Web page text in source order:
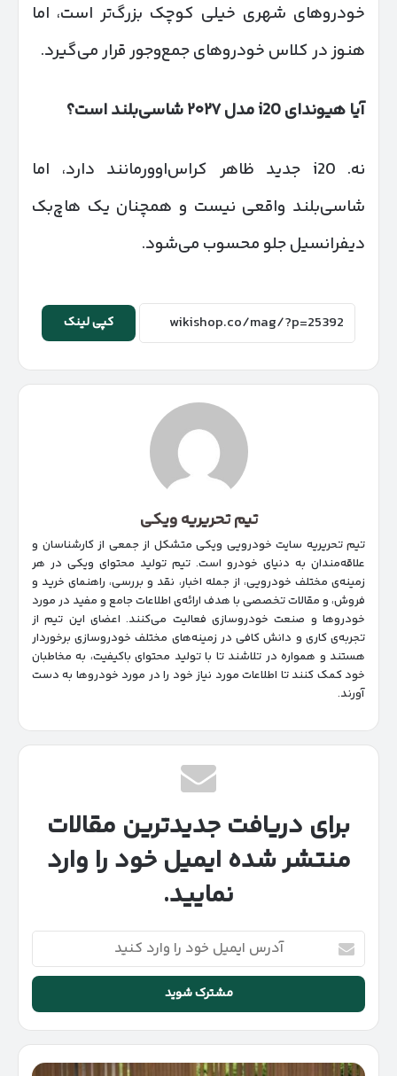
خودروهای شهری خیلی کوچک بزرگ‌تر است، اما
هنوز در کلاس خودروهای جمع‌وجور قرار می‌گیرد.
آیا هیوندای مدل۲۰۲۷شاسی‌بلند است؟
نه. i20 جدید ظاهر کراس‌اوورمانند دارد، اما
شاسی‌بلند واقعی نیست و همچنان یک هاچ‌بک
دیفرانسیل جلو محسوب می‌شود.
کپی لینک
تیم تحریریه ویکی
تیم تحریریه سایت خودرویی ویکی متشکل از جمعی از کارشناسان و
علاقه‌مندان به دنیای خودرو است. تیم تولید محتوای ویکی در هر
زمینه‌‌ی مختلف خودرویی، از جمله اخبار، نقد و بررسی، راهنمای خرید و
فروش، و مقالات تخصصی با هدف ارائه‌ی اطلاعات جامع و مفید در مورد
خودروها و صنعت خودروسازی فعالیت می‌کنند. اعضای این تیم از
تجربه‌ی کاری و دانش کافی در زمینه‌های مختلف خودروسازی برخوردار
هستند و همواره در تلاشند تا با تولید محتوای باکیفیت، به مخاطبان
خود کمک کنند تا اطلاعات مورد نیاز خود را در مورد خودروها به دست
آورند.
برای دریافت جدیدترین مقالات
منتشر شده ایمیل خود را وارد
نمایید.
آدرس
ایمیل
خود
وارد
کنید
نظرات